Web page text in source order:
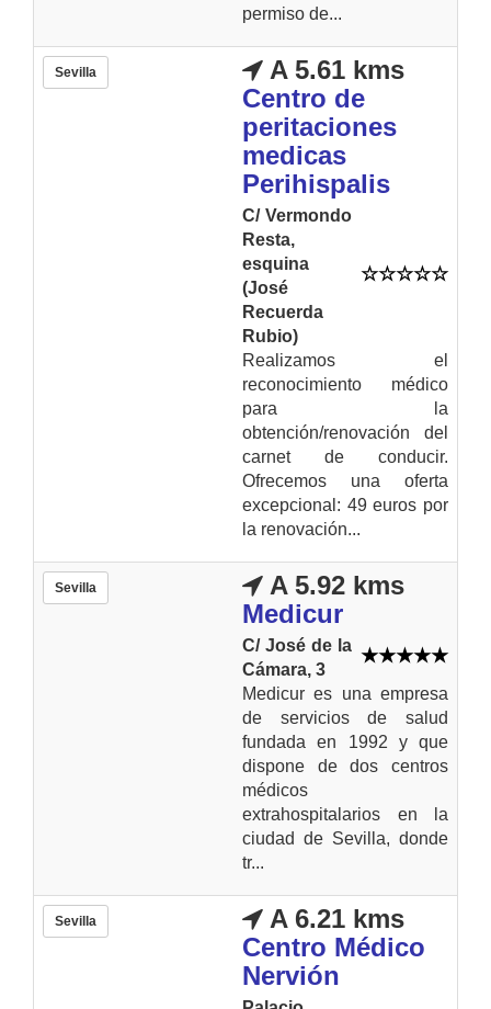
permiso de...
Sevilla
A 5.61 kms
Centro de
peritaciones
medicas
Perihispalis
C/ Vermondo
Resta,
esquina
(José
Recuerda
Rubio)
Realizamos el
reconocimiento médico
para la
obtención/renovación del
carnet de conducir.
Ofrecemos una oferta
excepcional: 49 euros por
la renovación...
Sevilla
A 5.92 kms
Medicur
C/ José de la
Cámara, 3
Medicur es una empresa
de servicios de salud
fundada en 1992 y que
dispone de dos centros
médicos
extrahospitalarios en la
ciudad de Sevilla, donde
tr...
Sevilla
A 6.21 kms
Centro Médico
Nervión